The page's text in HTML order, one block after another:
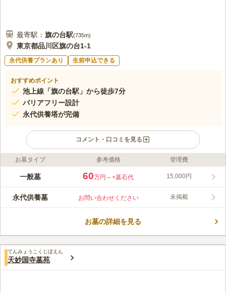
最寄駅： 旗の台駅(735m)
東京都品川区旗の台1-1
永代供養プランあり 生前申込できる
おすすめポイント
池上線「旗の台駅」から徒歩7分
バリアフリー設計
永代供養塔が完備
コメント・口コミを見る
ライフドット編集部のコメント
「旗の台駅」から徒歩10分と駅からもほど近く、アクセス良好な
に開かれた歴史があります。 永代供養塔や納骨施設も備えてい
ますが、 一般墓所は、建墓後に管理費30年分を前納すると永代
はそのまま残すことができます。
この霊園はまだ誰からも評価されていません。
お墓タイプ 参考価格 管理費
一般墓 60万円～+墓石代 15,000円
永代供養墓 お問い合わせください 未掲載
お墓の詳細を見る
てんみょうこくじぼえん
天妙国寺墓苑